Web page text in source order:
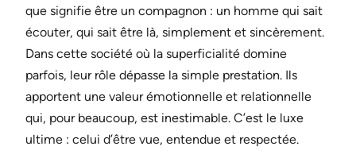
que signifie être un compagnon : un homme qui sait
écouter, qui sait être là, simplement et sincèrement.
Dans cette société où la superficialité domine
parfois, leur rôle dépasse la simple prestation. Ils
apportent une valeur émotionnelle et relationnelle
qui, pour beaucoup, est inestimable. C’est le luxe
ultime : celui d’être vue, entendue et respectée.